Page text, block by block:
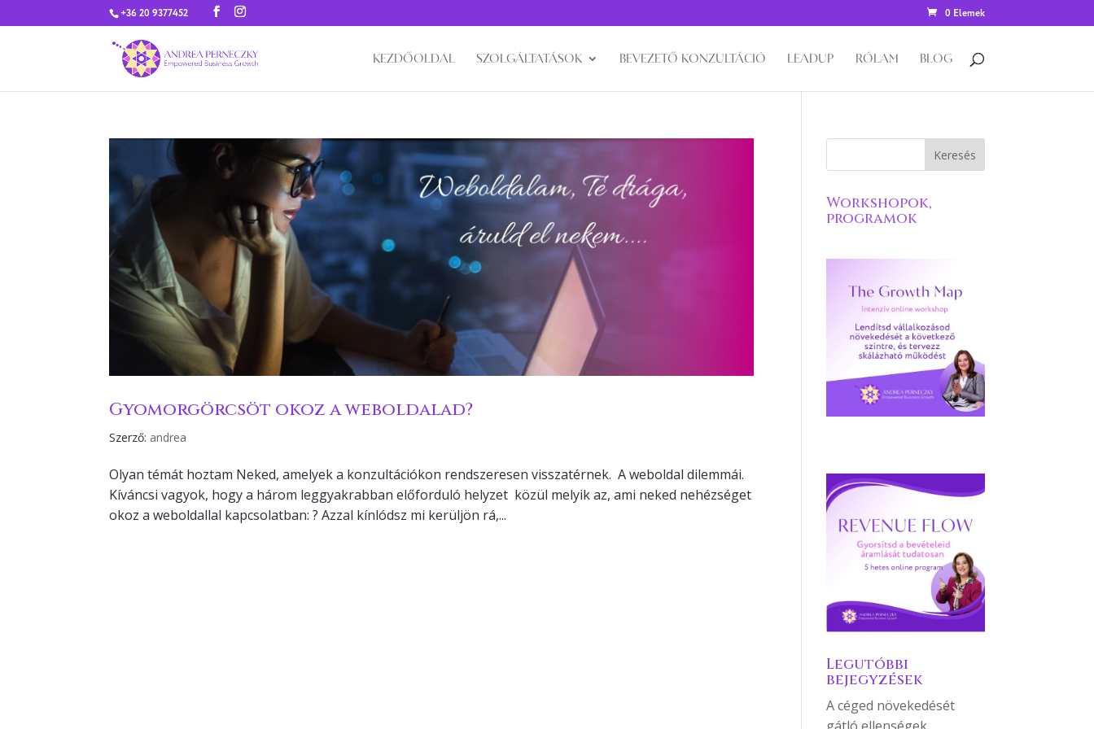
+36 20 9377452 0 Elemek
KEZDŐOLDAL SZOLGÁLTATÁSOK BEVEZETŐ KONZULTÁCIÓ LEADUP RÓLAM BLOG
Gyomorgörcsöt okoz a weboldalad?
Szerző: andrea
Olyan témát hoztam Neked, amelyek a konzultációkon rendszeresen visszatérnek. A weboldal dilemmái.
Kíváncsi vagyok, hogy a három leggyakrabban előforduló helyzet közül melyik az, ami neked nehézséget
okoz a weboldallal kapcsolatban: ? Azzal kínlódsz mi kerüljön rá,...
Workshopok,
programok
Legutóbbi
bejegyzések
A céged növekedését